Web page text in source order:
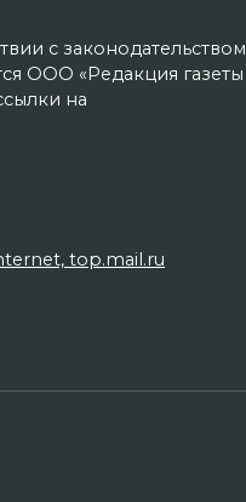
с законодательством
ООО «Редакция газеты
на
top.mail.ru